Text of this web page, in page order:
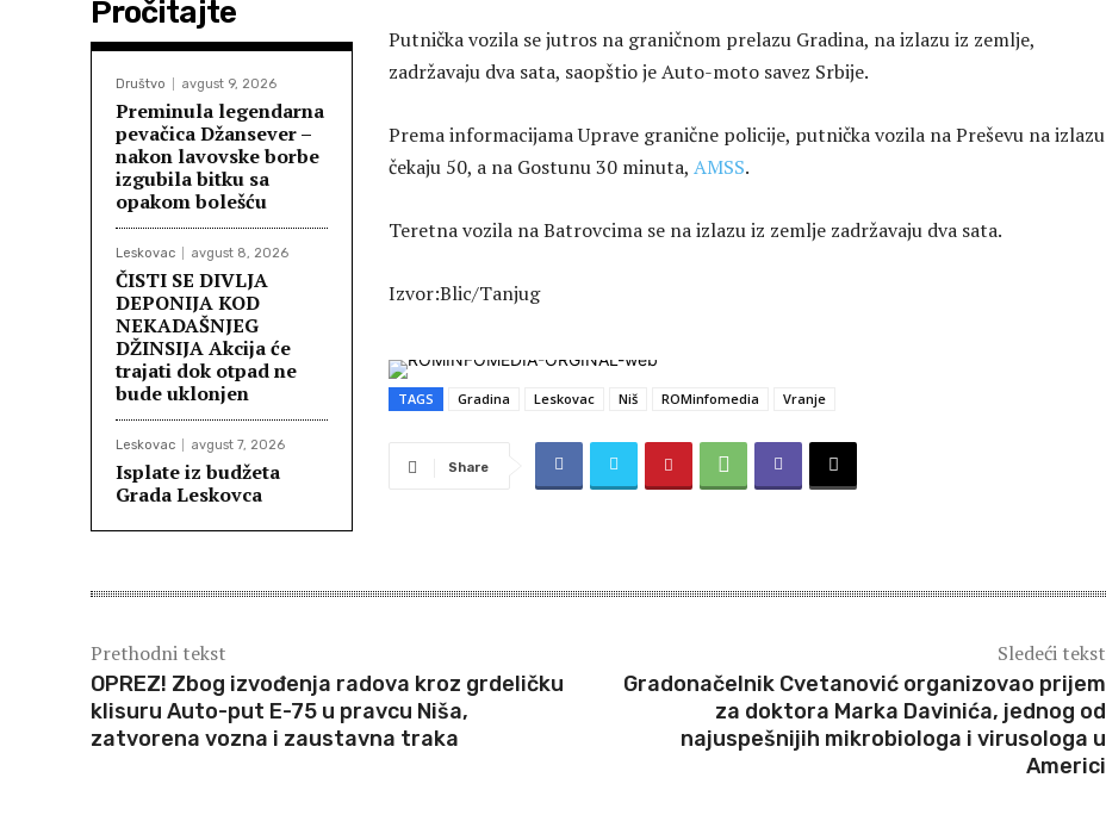
Pročitajte
Društvo avgust 9, 2026
Preminula legendarna
pevačica Džansever –
nakon lavovske borbe
izgubila bitku sa
opakom bolešću
Leskovac avgust 8, 2026
ČISTI SE DIVLJA
DEPONIJA KOD
NEKADAŠNJEG
DŽINSIJA Akcija će
trajati dok otpad ne
bude uklonjen
Leskovac avgust 7, 2026
Isplate iz budžeta
Grada Leskovca
Putnička vozila se jutros na graničnom prelazu Gradina, na izlazu iz zemlje,
zadržavaju dva sata, saopštio je Auto-moto savez Srbije.
Prema informacijama Uprave granične policije, putnička vozila na Preševu na izlazu
čekaju 50, a na Gostunu 30 minuta, AMSS.
Teretna vozila na Batrovcima se na izlazu iz zemlje zadržavaju dva sata.
Izvor:Blic/Tanjug
TAGS Gradina Leskovac Niš ROMinfomedia Vranje
Share
Prethodni tekst
OPREZ! Zbog izvođenja radova kroz grdeličku
klisuru Auto-put E-75 u pravcu Niša,
zatvorena vozna i zaustavna traka
Sledeći tekst
Gradonačelnik Cvetanović organizovao prijem
za doktora Marka Davinića, jednog od
najuspešnijih mikrobiologa i virusologa u
Americi